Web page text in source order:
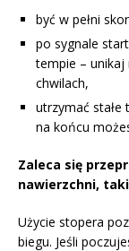
być w pełni
po sygnale
tempie – unikaj
chwilach,
utrzymać stałe
na końcu
Zaleca się
nawierzchni,
Użycie stopera
biegu. Jeśli